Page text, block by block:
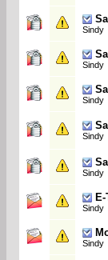
Sindy
Sindy
Sindy
Sindy
Sindy
E-
Sindy
Sindy